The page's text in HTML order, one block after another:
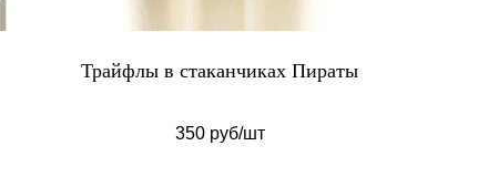
Трайфлы в стаканчиках Пираты
350 руб/шт